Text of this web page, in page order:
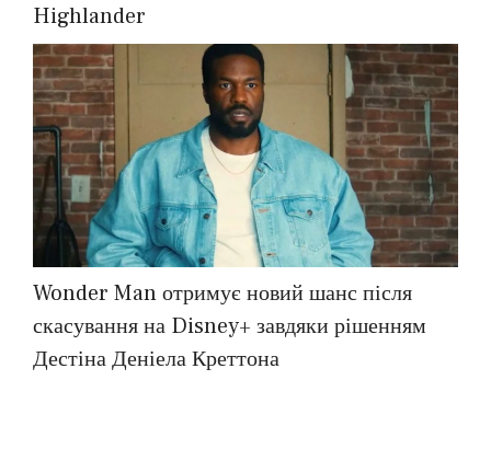
Highlander
Wonder Man отримує новий шанс після
скасування на Disney+ завдяки рішенням
Дестіна Деніела Креттона